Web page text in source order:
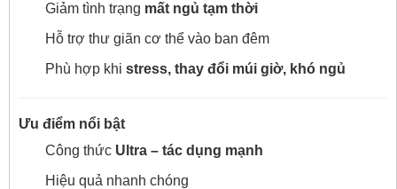
Giảm tình trạng mất ngủ tạm thời
Hỗ trợ thư giãn cơ thể vào ban đêm
Phù hợp khi stress, thay đổi múi giờ, khó ngủ
Ưu điểm nổi bật
Công thức Ultra – tác dụng mạnh
Hiệu quả nhanh chóng